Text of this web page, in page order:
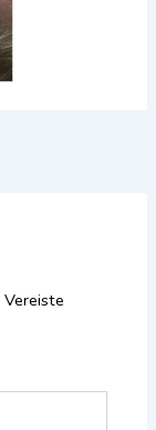
Vereiste